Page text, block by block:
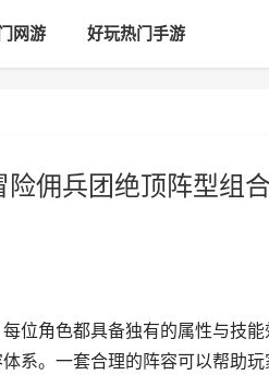
网游 好玩热门手游
佣兵团绝顶阵型组
位角色都具备独有的属性与技
系。一套合理的阵容可以帮助